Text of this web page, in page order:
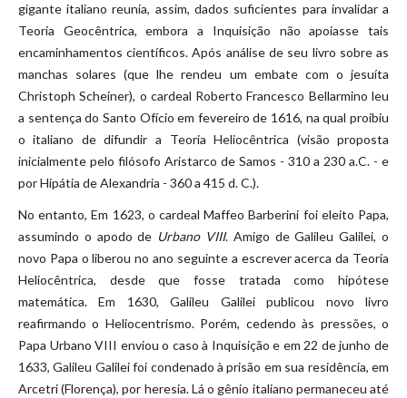
gigante italiano reunia, assim, dados suficientes para invalidar a
Teoria Geocêntrica, embora a Inquisição não apoiasse tais
encaminhamentos científicos. Após análise de seu livro sobre as
manchas solares (que lhe rendeu um embate com o jesuíta
Christoph Scheiner), o cardeal Roberto Francesco Bellarmino leu
a sentença do Santo Ofício em fevereiro de 1616, na qual proibiu
o italiano de difundir a Teoria Heliocêntrica (visão proposta
inicialmente pelo filósofo Aristarco de Samos - 310 a 230 a.C. - e
por Hipátia de Alexandria - 360 a 415 d. C.).
No entanto, Em 1623, o cardeal Maffeo Barberini foi eleito Papa,
assumindo o apodo de Urbano VIII. Amigo de Galileu Galilei, o
novo Papa o liberou no ano seguinte a escrever acerca da Teoria
Heliocêntrica, desde que fosse tratada como hipótese
matemática. Em 1630, Galileu Galilei publicou novo livro
reafirmando o Heliocentrismo. Porém, cedendo às pressões, o
Papa Urbano VIII enviou o caso à Inquisição e em 22 de junho de
1633, Galileu Galilei foi condenado à prisão em sua residência, em
Arcetri (Florença), por heresia. Lá o gênio italiano permaneceu até